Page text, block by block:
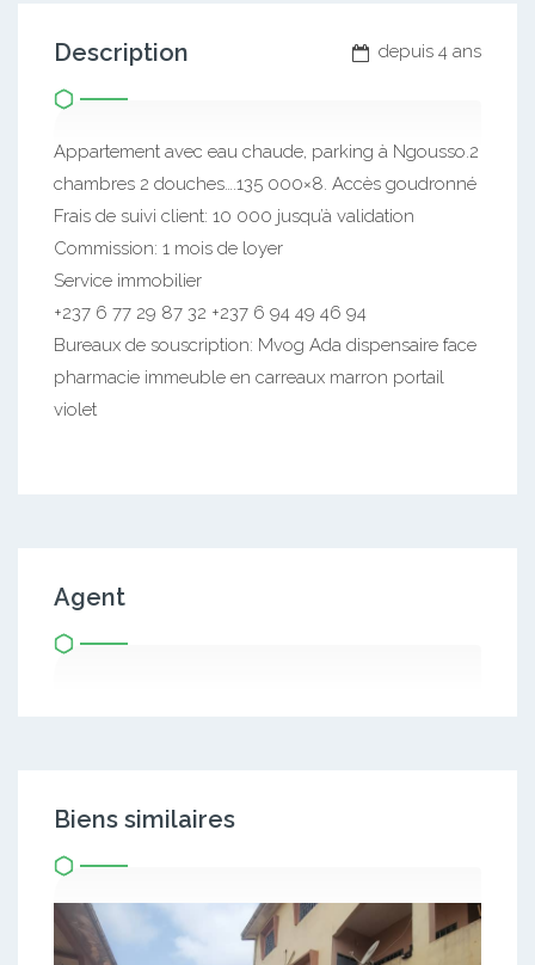
depuis 4 ans
Description
Appartement avec eau chaude, parking à Ngousso.2
chambres 2 douches….135 000×8. Accès goudronné
Frais de suivi client: 10 000 jusqu’à validation
Commission: 1 mois de loyer
Service immobilier
+237 6 77 29 87 32 +237 6 94 49 46 94
Bureaux de souscription: Mvog Ada dispensaire face
pharmacie immeuble en carreaux marron portail
violet
Agent
Biens similaires